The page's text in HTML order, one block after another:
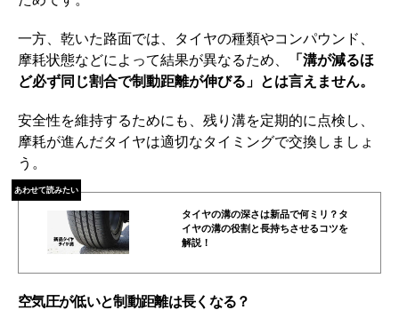
一方、乾いた路面では、タイヤの種類やコンパウンド、
摩耗状態などによって結果が異なるため、
「溝が減るほ
ど必ず同じ割合で制動距離が伸びる」とは言えません。
安全性を維持するためにも、残り溝を定期的に点検し、
摩耗が進んだタイヤは適切なタイミングで交換しましょ
う。
あわせて読みたい
タイヤの溝の深さは新品で何ミリ？タ
イヤの溝の役割と長持ちさせるコツを
解説！
空気圧が低いと制動距離は長くなる？